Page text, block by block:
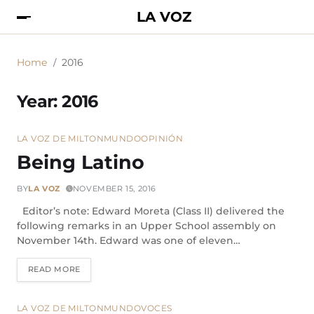
LA VOZ
Home 2016
Year:2016
LA VOZ DE MILTONMUNDOOPINIÓN
Being Latino
BYLA VOZ NOVEMBER 15, 2016
Editor’s note: Edward Moreta (Class II) delivered the
following remarks in an Upper School assembly on
November 14th. Edward was one of eleven…
READ MORE
LA VOZ DE MILTONMUNDOVOCES